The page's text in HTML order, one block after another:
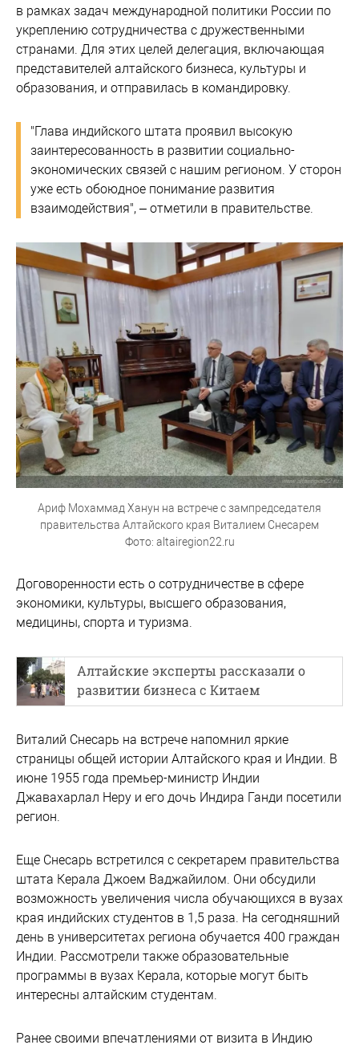
в рамках задач международной политики России по
укреплению сотрудничества с дружественными
странами. Для этих целей делегация, включающая
представителей алтайского бизнеса, культуры и
образования, и отправилась в командировку.
"Глава индийского штата проявил высокую
заинтересованность в развитии социально-
экономических связей с нашим регионом. У сторон
уже есть обоюдное понимание развития
взаимодействия", – отметили в правительстве.
Ариф Мохаммад Ханун на встрече с зампредседателя
правительства Алтайского края Виталием Снесарем
Фото: altairegion22.ru
Договоренности есть о сотрудничестве в сфере
экономики, культуры, высшего образования,
медицины, спорта и туризма.
Алтайские эксперты рассказали о
развитии бизнеса с Китаем
Виталий Снесарь на встрече напомнил яркие
страницы общей истории Алтайского края и Индии. В
июне 1955 года премьер-министр Индии
Джавахарлал Неру и его дочь Индира Ганди посетили
регион.
Еще Снесарь встретился с секретарем правительства
штата Керала Джоем Ваджайилом. Они обсудили
возможность увеличения числа обучающихся в вузах
края индийских студентов в 1,5 раза. На сегодняшний
день в университетах региона обучается 400 граждан
Индии. Рассмотрели также образовательные
программы в вузах Керала, которые могут быть
интересны алтайским студентам.
Ранее своими впечатлениями от визита в Индию